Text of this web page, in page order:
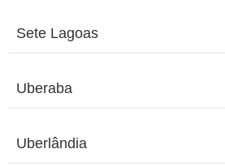
Sete Lagoas
Uberaba
Uberlândia